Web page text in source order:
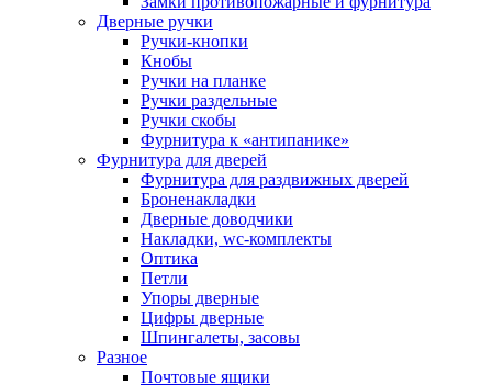
Дверные ручки
Ручки-кнопки
Кнобы
Ручки на планке
Ручки раздельные
Ручки скобы
Фурнитура к «антипанике»
Фурнитура для дверей
Фурнитура для раздвижных дверей
Броненакладки
Дверные доводчики
Накладки, wc-комплекты
Оптика
Петли
Упоры дверные
Цифры дверные
Шпингалеты, засовы
Разное
Почтовые ящики